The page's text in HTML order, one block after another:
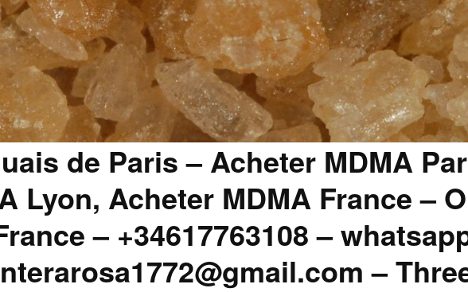
de Paris – Acheter MDMA
Lyon, Acheter MDMA France –
– +34617763108 –
–